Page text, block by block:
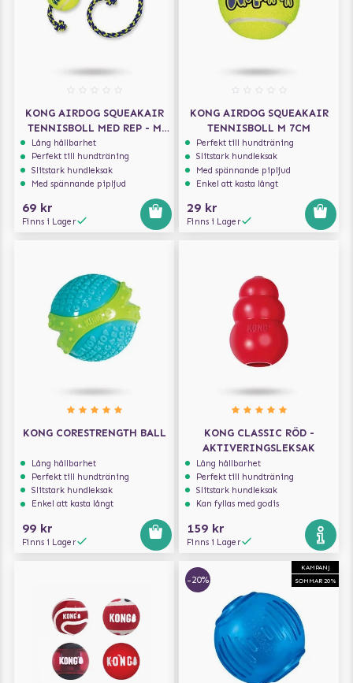
KONG AIRDOG SQUEAKAIR
TENNISBOLL MED REP - M
7CM
Lång hållbarhet
Perfekt till hundträning
Slitstark hundleksak
Med spännande pipljud
69 kr
Finns i Lager
KONG AIRDOG SQUEAKAIR
TENNISBOLL M 7CM
Perfekt till hundträning
Slitstark hundleksak
Med spännande pipljud
Enkel att kasta långt
29 kr
Finns i Lager
KONG CORESTRENGTH BALL
Lång hållbarhet
Perfekt till hundträning
Slitstark hundleksak
Enkel att kasta långt
99 kr
Finns i Lager
KONG CLASSIC RÖD -
AKTIVERINGSLEKSAK
Lång hållbarhet
Perfekt till hundträning
Slitstark hundleksak
Kan fyllas med godis
159 kr
Finns i Lager
KAMPANJ
SOMMAR 20%
-20%